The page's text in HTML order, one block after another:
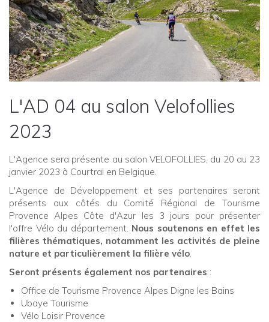
L'AD 04 au salon Velofollies
2023
L'Agence sera présente au salon VELOFOLLIES, du 20 au 23
janvier 2023 à Courtrai en Belgique.
L'Agence de Développement et ses partenaires seront
présents aux côtés du Comité Régional de Tourisme
Provence Alpes Côte d'Azur les 3 jours pour présenter
l'offre Vélo du département. Nous soutenons en effet les
filières thématiques, notamment les activités de pleine
nature et particulièrement la filière vélo
Seront présents également nos partenaires :
Office de Tourisme Provence Alpes Digne les Bains
Ubaye Tourisme
Vélo Loisir Provence